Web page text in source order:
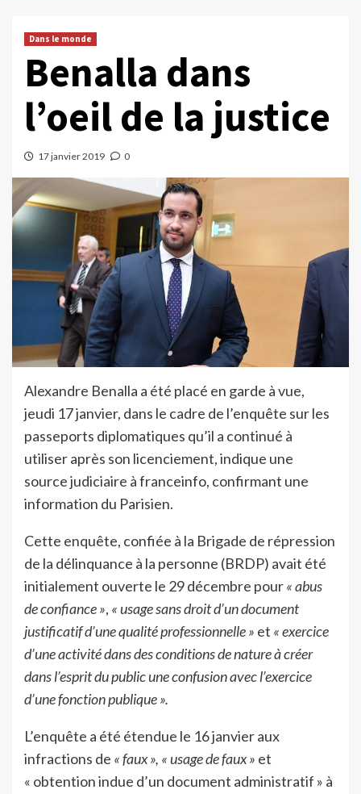
Dans le monde
Benalla dans
l’oeil de la justice
17 janvier 2019 0
Alexandre Benalla a été placé en garde à vue,
jeudi 17 janvier, dans le cadre de l’enquête sur les
passeports diplomatiques qu’il a continué à
utiliser après son licenciement, indique une
source judiciaire à franceinfo, confirmant une
information du Parisien.
Cette enquête, confiée à la Brigade de répression
de la délinquance à la personne (BRDP) avait été
initialement ouverte le 29 décembre pour« abus
de confiance », « usage sans droit d’un document
justificatif d’une qualité professionnelle » et « exercice
d’une activité dans des conditions de nature à créer
dans l’esprit du public une confusion avec l’exercice
d’une fonction publique ».
L’enquête a été étendue le 16 janvier aux
infractions de « faux », « usage de faux » et
« obtention indue d’un document administratif » à